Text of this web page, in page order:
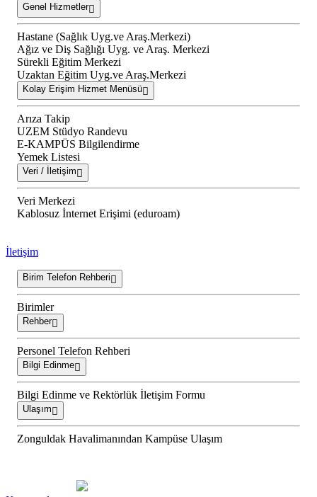
Genel Hizmetler
Hastane (Sağlık Uyg.ve Araş.Merkezi)
Ağız ve Diş Sağlığı Uyg. ve Araş. Merkezi
Sürekli Eğitim Merkezi
Uzaktan Eğitim Uyg.ve Araş.Merkezi
Kolay Erişim Hizmet Menüsü
Arıza Takip
UZEM Stüdyo Randevu
E-KAMPÜS Bilgilendirme
Yemek Listesi
Veri / İletişim
Veri Merkezi
Kablosuz İnternet Erişimi (eduroam)
İletişim
Birim Telefon Rehberi
Birimler
Rehber
Personel Telefon Rehberi
Bilgi Edinme
Bilgi Edinme ve Rektörlük İletişim Formu
Ulaşım
Zonguldak Havalimanından Kampüse Ulaşım